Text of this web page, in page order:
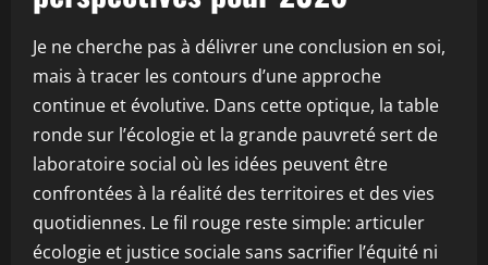
Je ne cherche pas à délivrer une conclusion en soi,
mais à tracer les contours d’une approche
continue et évolutive. Dans cette optique, la table
ronde sur l’écologie et la grande pauvreté sert de
laboratoire social où les idées peuvent être
confrontées à la réalité des territoires et des vies
quotidiennes. Le fil rouge reste simple: articuler
écologie et justice sociale sans sacrifier l’équité ni